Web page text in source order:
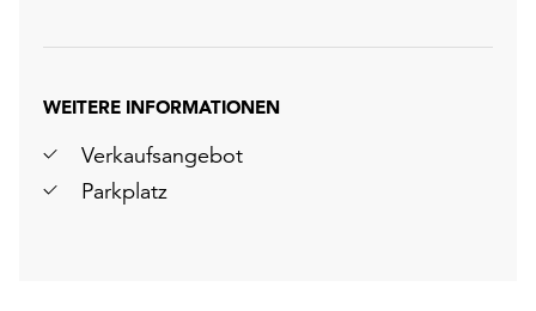
WEITERE INFORMATIONEN
Verkaufsangebot
Parkplatz